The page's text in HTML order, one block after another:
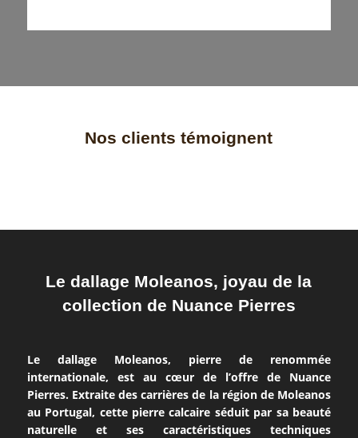
Nos clients témoignent
Le dallage Moleanos, joyau de la
collection de Nuance Pierres
Le dallage Moleanos, pierre de renommée
internationale, est au cœur de l’offre de Nuance
Pierres. Extraite des carrières de la région de Moleanos
au Portugal, cette pierre calcaire séduit par sa beauté
naturelle et ses caractéristiques techniques